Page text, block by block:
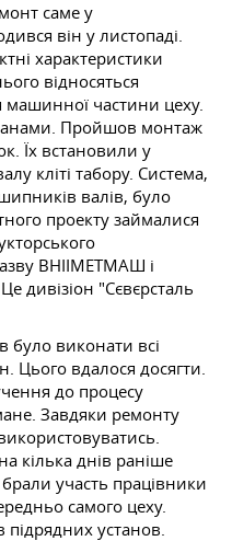
саме у
він у листопаді.
характеристики
відносяться
машинної частини цеху.
Пройшов монтаж
Їх встановили у
кліті табору. Система,
валів, було
проекту займалися
ВНІІМЕТМАШ і
дивізіон "Сєвєрсталь
було виконати всі
Цього вдалося досягти.
до процесу
Завдяки ремонту
кілька днів раніше
участь працівники
самого цеху.
підрядних установ.